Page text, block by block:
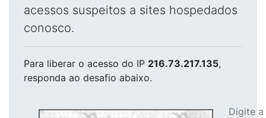
acessos suspeitos a sites hospedados
conosco.
Para liberar o acesso do IP 216.73.217.135,
responda ao desafio abaixo.
Digite